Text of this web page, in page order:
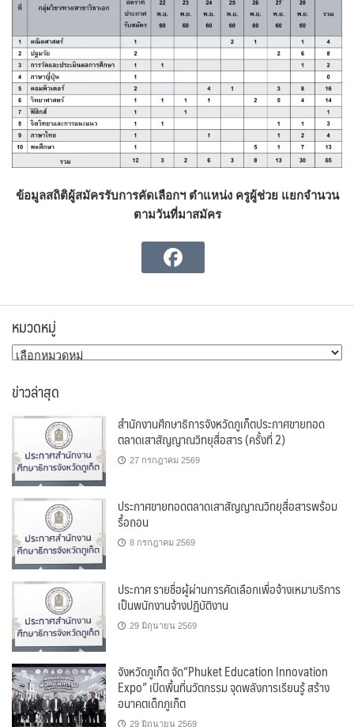
ข้อมูลสถิติผู้สมัครรับการคัดเลือกฯ ตำแหน่ง ครูผู้ช่วย แยกจำนวน
ตามวันที่มาสมัคร
หมวดหมู่
หมวด
ข่าวล่าสุด
สำนักงานศึกษาธิการจังหวัดภูเก็ตประกาศขายทอด
ตลาดเสาสัญญาณวิทยุสื่อสาร (ครั้งที่ 2)
27 กรกฎาคม 2569
ประกาศขายทอดตลาดเสาสัญญาณวิทยุสื่อสารพร้อม
รื้อถอน
8 กรกฎาคม 2569
ประกาศ รายชื่อผู้ผ่านการคัดเลือกเพื่อจ้างเหมาบริการ
เป็นพนักงานจ้างปฏิบัติงาน
29 มิถุนายน 2569
จังหวัดภูเก็ต จัด“Phuket Education Innovation
Expo” เปิดพื้นที่นวัตกรรม จุดพลังการเรียนรู้ สร้าง
อนาคตเด็กภูเก็ต
29 มิถุนายน 2569